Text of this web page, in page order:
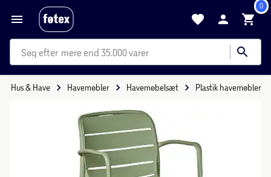
0
mere end 35.000 varer
Hus & Have Havemøbler Havemøbelsæt Plastik havemøbler